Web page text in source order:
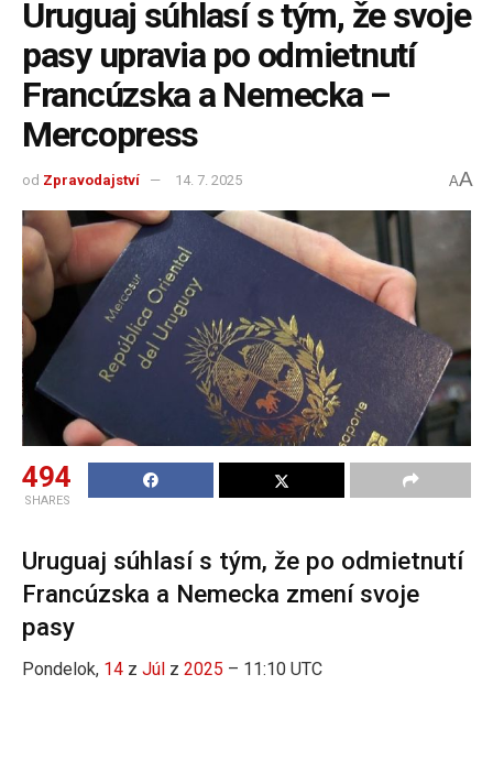
Uruguaj súhlasí s tým, že svoje
pasy upravia po odmietnutí
Francúzska a Nemecka –
Mercopress
od Zpravodajství 14. 7. 2025 AA
494
SHARES
Uruguaj súhlasí s tým, že po odmietnutí
Francúzska a Nemecka zmení svoje
pasy
Pondelok, 14 z Júl z 2025 – 11:10 UTC